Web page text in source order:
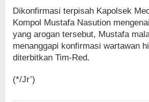
Dikonfirmasi terpisah Kapolsek
Kompol Mustafa Nasution
yang arogan tersebut, Mustafa
menanggapi konfirmasi wartawan
diterbitkan Tim-Red.
(*/Jr’)